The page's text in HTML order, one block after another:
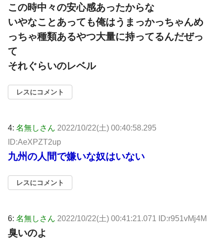
この時中々の安心感あったからな
いやなことあっても俺はうまっかっちゃんめ
っちゃ種類あるやつ大量に持ってるんだぜっ
て
それぐらいのレベル
レスにコメント
4: 名無しさん 2022/10/22(土) 00:40:58.295
ID:AeXPZT2up
九州の人間で嫌いな奴はいない
レスにコメント
6: 名無しさん 2022/10/22(土) 00:41:21.071 ID:r951vMj4M
臭いのよ